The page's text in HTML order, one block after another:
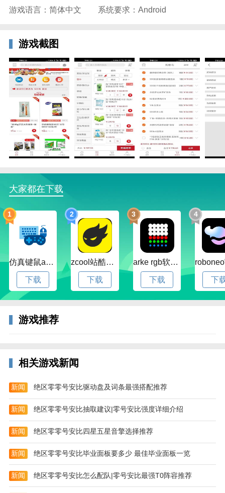
3、申请界面需填写带红色星号的必填项，包括手机号
游戏语言：简体中文
系统要求：Android
游戏截图
大家都在下载
1
仿真键鼠app官方版下载v1.4.3.58 安卓最新版
下载
2
zcool站酷官方版下载v5.15.0 安卓最新版本
下载
3
arke rgb软件下载v20.0 安卓版
下载
4
下
游戏推荐
相关游戏新闻
新闻 绝区零零号安比驱动盘及词条最强搭配推荐
新闻 绝区零零号安比抽取建议|零号安比强度详细介绍
新闻 绝区零零号安比四星五星音擎选择推荐
新闻 绝区零零号安比毕业面板要多少 最佳毕业面板一览
新闻 绝区零零号安比怎么配队|零号安比最强T0阵容推荐